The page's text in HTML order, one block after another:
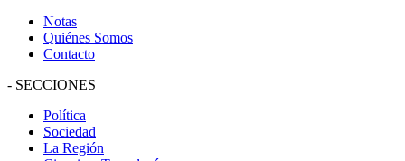
Notas
Quiénes Somos
Contacto
- SECCIONES
Política
Sociedad
La Región